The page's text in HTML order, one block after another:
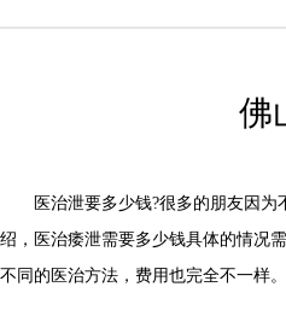
佛
医治泄要多少钱?很多的朋友因为
绍，医治痿泄需要多少钱具体的情况
不同的医治方法，费用也完全不一样。